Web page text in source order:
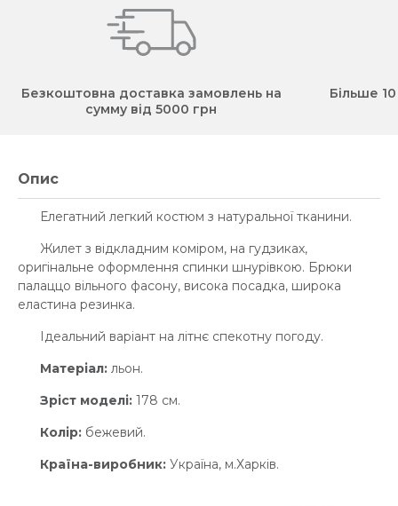
Безкоштовна доставка замовлень на
сумму від 5000 грн
Більше
Опис
Елегатний легкий костюм з натуральної тканини.
Жилет з відкладним коміром, на гудзиках,
оригінальне оформлення спинки шнурівкою. Брюки
палаццо вільного фасону, висока посадка, широка
еластина резинка.
Ідеальний варіант на літнє спекотну погоду.
Матеріал: льон.
Зріст моделі: 178 см.
Колір: бежевий.
Країна-виробник: Україна, м.Харків.